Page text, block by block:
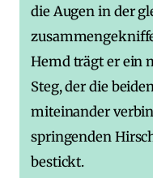
die Augen in der
Hemd trägt er ein
Steg, der die
miteinander
springenden
bestickt.